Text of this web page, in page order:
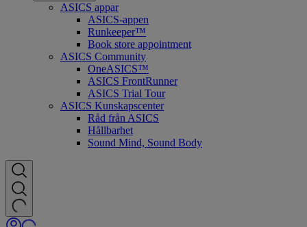
ASICS appar
ASICS-appen
Runkeeper™
Book store appointment
ASICS Community
OneASICS™
ASICS FrontRunner
ASICS Trial Tour
ASICS Kunskapscenter
Råd från ASICS
Hållbarhet
Sound Mind, Sound Body